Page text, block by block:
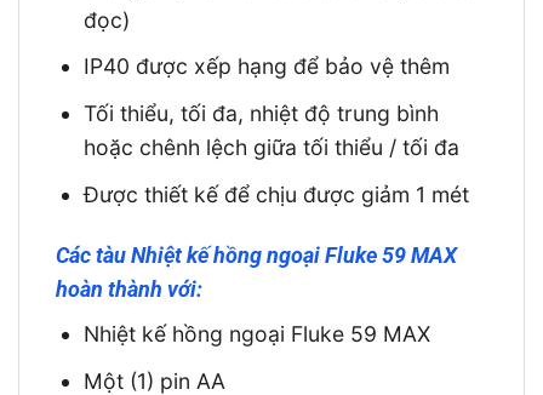
đọc)
IP40 được xếp hạng để bảo vệ thêm
Tối thiểu, tối đa, nhiệt độ trung bình
hoặc chênh lệch giữa tối thiểu / tối đa
Được thiết kế để chịu được giảm 1 mét
Các tàu Nhiệt kế hồng ngoại Fluke 59 MAX
hoàn thành với:
Nhiệt kế hồng ngoại Fluke 59 MAX
Một (1) pin AA